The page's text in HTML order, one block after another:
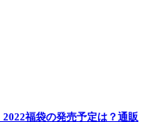
福袋の発売予定は？通販